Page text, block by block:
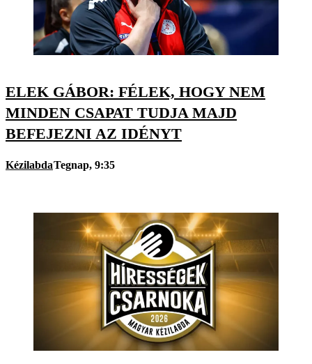
ELEK GÁBOR: FÉLEK, HOGY NEM
MINDEN CSAPAT TUDJA MAJD
BEFEJEZNI AZ IDÉNYT
KézilabdaTegnap, 9:35